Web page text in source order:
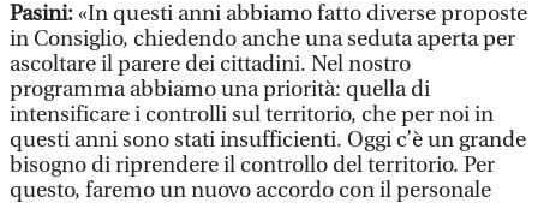
Pasini:«In questi anni abbiamo fatto diverse proposte
in Consiglio, chiedendo anche una seduta aperta per
ascoltare il parere dei cittadini. Nel nostro
programma abbiamo una priorità: quella di
intensificare i controlli sul territorio, che per noi in
questi anni sono stati insufficienti. Oggi c’è un grande
bisogno di riprendere il controllo del territorio. Per
questo, faremo un nuovo accordo con il personale